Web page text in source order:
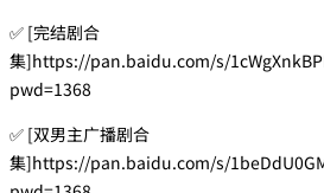
✅ [完结剧合
集]https://pan.baidu.com/s/
pwd=1368
✅ [双男主广播剧合
集]https://pan.baidu.com/s/